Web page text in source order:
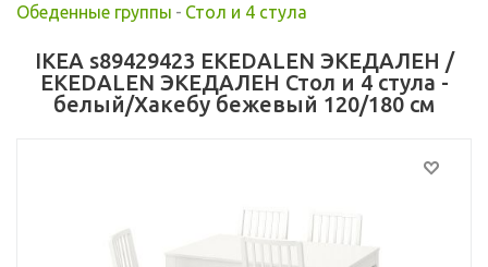
Обеденные группы - Стол и 4 стула
IKEA s89429423 EKEDALEN ЭКЕДАЛЕН /
EKEDALEN ЭКЕДАЛЕН Стол и 4 стула -
белый/Хакебу бежевый 120/180 см